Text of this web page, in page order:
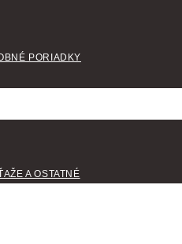
PORIADKY
A OSTATNÉ